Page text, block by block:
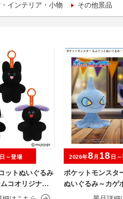
インテリア・小物 その他景品
ットぬいぐるみ
コオリジナル
日～登場
ポケットモンスタ
ぬいぐるみ～カゲ
2026年8 月 18 日